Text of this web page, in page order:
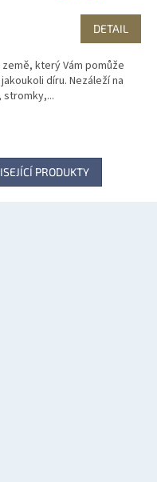
DETAIL
který Vám pomůže
díru. Nezáleží na
PRODUKTY